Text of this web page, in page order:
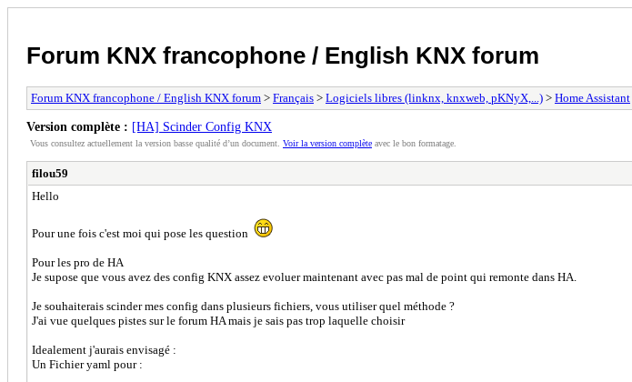
Forum KNX francophone / English KNX forum
Forum KNX francophone / English KNX forum > Français > Logiciels libres (linknx, knxweb, pKNyX,...) > Home Assistant
Version complète : [HA] Scinder Config KNX
Vous consultez actuellement la version basse qualité d’un document. Voir la version complète avec le bon formatage.
filou59
Hello
Pour une fois c'est moi qui pose les question
Pour les pro de HA
Je supose que vous avez des config KNX assez evoluer maintenant avec pas mal de point qui remonte dans HA.
Je souhaiterais scinder mes config dans plusieurs fichiers, vous utiliser quel méthode ?
J'ai vue quelques pistes sur le forum HA mais je sais pas trop laquelle choisir
Idealement j'aurais envisagé :
Un Fichier yaml pour :